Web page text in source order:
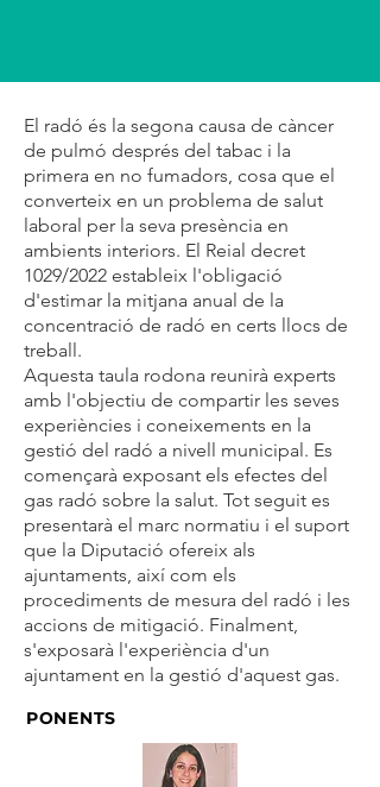
El radó és la segona causa de càncer
de pulmó després del tabac i la
primera en no fumadors, cosa que el
converteix en un problema de salut
laboral per la seva presència en
ambients interiors. El Reial decret
1029/2022 estableix l'obligació
d'estimar la mitjana anual de la
concentració de radó en certs llocs de
treball.
Aquesta taula rodona reunirà experts
amb l'objectiu de compartir les seves
experiències i coneixements en la
gestió del radó a nivell municipal. Es
començarà exposant els efectes del
gas radó sobre la salut. Tot seguit es
presentarà el marc normatiu i el suport
que la Diputació ofereix als
ajuntaments, així com els
procediments de mesura del radó i les
accions de mitigació. Finalment,
s'exposarà l'experiència d'un
ajuntament en la gestió d'aquest gas.
PONENTS